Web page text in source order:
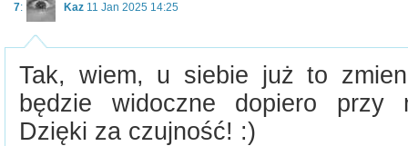
7: Kaz 11 Jan 2025 14:25
Tak, wiem, u siebie już to
będzie widoczne dopiero przy
Dzięki za czujność! :)